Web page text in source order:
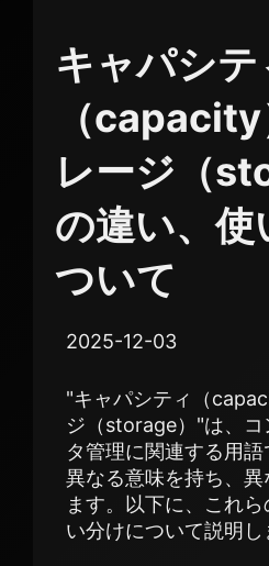
キャパシテ
（
レージ（
の違い、使
ついて
2025-12-03
"キャパシティ（
ジ（storage）"は、コ
タ管理に関連する用
異なる意味を持ち、
ます。以下に、これ
い分けについて説明し